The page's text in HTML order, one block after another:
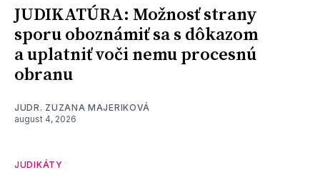
JUDIKATÚRA: Možnosť strany
sporu oboznámiť sa s dôkazom
a uplatniť voči nemu procesnú
obranu
JUDR. ZUZANA MAJERIKOVÁ
august 4, 2026
JUDIKÁTY